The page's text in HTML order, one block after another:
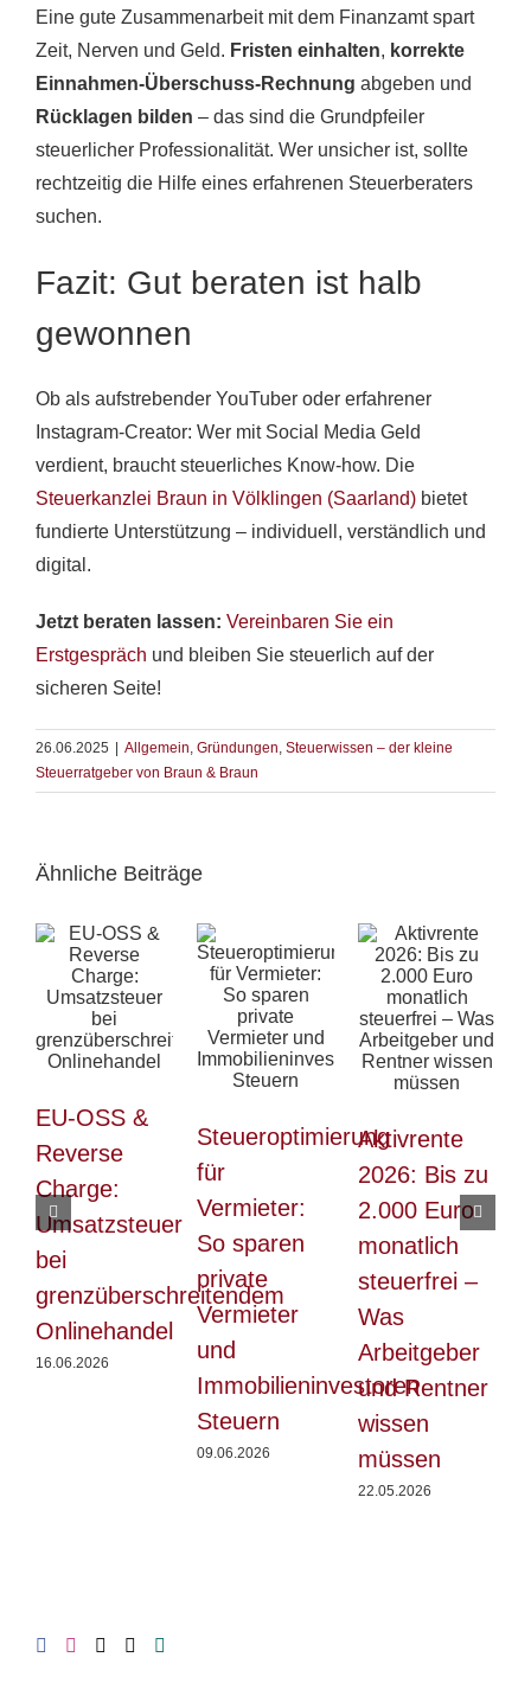
Eine gute Zusammenarbeit mit dem Finanzamt spart
Zeit, Nerven und Geld. Fristen einhalten, korrekte
Einnahmen-Überschuss-Rechnung abgeben und
Rücklagen bilden – das sind die Grundpfeiler
steuerlicher Professionalität. Wer unsicher ist, sollte
rechtzeitig die Hilfe eines erfahrenen Steuerberaters
suchen.
Fazit: Gut beraten ist halb
gewonnen
Ob als aufstrebender YouTuber oder erfahrener
Instagram-Creator: Wer mit Social Media Geld
verdient, braucht steuerliches Know-how. Die
Steuerkanzlei Braun in Völklingen (Saarland) bietet
fundierte Unterstützung – individuell, verständlich und
digital.
Jetzt beraten lassen: Vereinbaren Sie ein
Erstgespräch und bleiben Sie steuerlich auf der
sicheren Seite!
26.06.2025 | Allgemein Gründungen Steuerwissen – der kleine
Steuerratgeber von Braun & Braun
Ähnliche Beiträge
EU-OSS &
Reverse
Charge:
Umsatzsteuer
bei
grenzüberschreitendem
Onlinehandel
16.06.2026
Steueroptimierung
für
Vermieter:
So sparen
private
Vermieter
und
Immobilieninvestoren
Steuern
09.06.2026
Aktivrente
2026: Bis zu
2.000 Euro
monatlich
steuerfrei –
Was
Arbeitgeber
und Rentner
wissen
müssen
22.05.2026